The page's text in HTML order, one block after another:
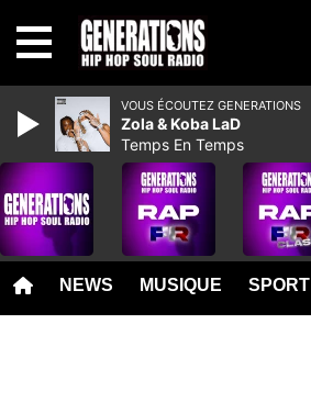
NEWS MUSIQUE SPORT
VOUS ÉCOUTEZ GENERATIONS
Zola & Koba LaD
Temps En Temps